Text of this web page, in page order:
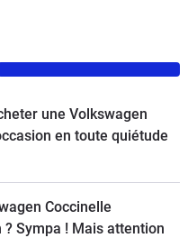
une Volkswagen
en toute quiétude
Coccinelle
? Sympa ! Mais attention